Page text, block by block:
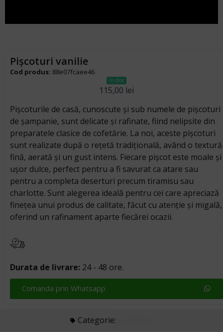
Pișcoturi vanilie
Cod produs: 88e07fcaee46
In stoc
115,00 lei
Pișcoturile de casă, cunoscute și sub numele de pișcoturi
de șampanie, sunt delicate și rafinate, fiind nelipsite din
preparatele clasice de cofetărie. La noi, aceste pișcoturi
sunt realizate după o rețetă tradițională, având o textură
fină, aerată și un gust intens. Fiecare pișcot este moale și
ușor dulce, perfect pentru a fi savurat ca atare sau
pentru a completa deserturi precum tiramisu sau
charlotte. Sunt alegerea ideală pentru cei care apreciază
finețea unui produs de calitate, făcut cu atenție și migală,
oferind un rafinament aparte fiecărei ocazii.
Durata de livrare: 24 - 48 ore.
Comanda prin Whatsapp
Categorie: